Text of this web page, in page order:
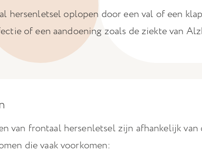
hersenletsel oplopen door een val of een
of een aandoening zoals de ziekte van
van frontaal hersenletsel zijn afhankelijk
die vaak voorkomen: